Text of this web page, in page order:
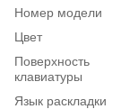
Номер модели
Цвет
Поверхность
клавиатуры
Язык раскладки